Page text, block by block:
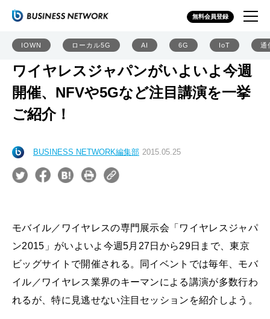
無料会員登録
IOWN ローカル5G AI 6G IoT 通
ワイヤレスジャパンがいよいよ今週
開催、NFVや5Gなど注目講演を一挙
ご紹介！
BUSINESS NETWORK編集部 2015.05.25
モバイル／ワイヤレスの専門展示会「ワイヤレスジャパ
ン2015」がいよいよ今週5月27日から29日まで、東京
ビッグサイトで開催される。同イベントでは毎年、モバ
イル／ワイヤレス業界のキーマンによる講演が多数行わ
れるが、特に見逃せない注目セッションを紹介しよう。